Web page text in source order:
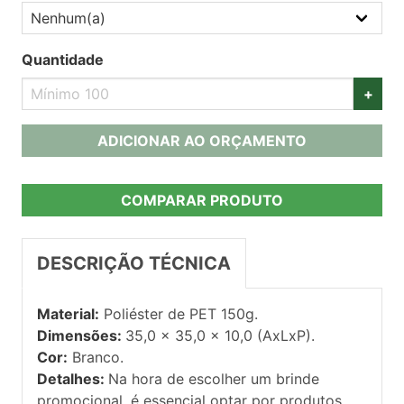
Quantidade
+
ADICIONAR AO ORÇAMENTO
COMPARAR PRODUTO
DESCRIÇÃO TÉCNICA
Material: Poliéster de PET 150g.
Dimensões: 35,0 x 35,0 x 10,0 (AxLxP).
Cor: Branco.
Detalhes: Na hora de escolher um brinde
promocional, é essencial optar por produtos